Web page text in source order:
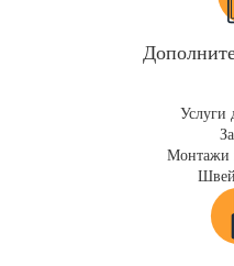
Услуги
Монтажи